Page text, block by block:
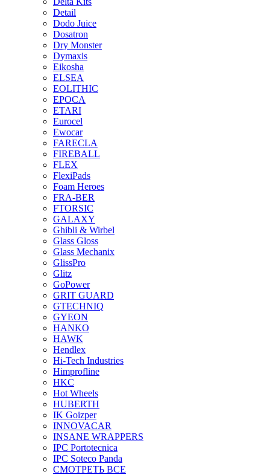
Detail
Dodo Juice
Dosatron
Dry Monster
Dymaxis
Eikosha
ELSEA
EOLITHIC
EPOCA
ETARI
Eurocel
Ewocar
FARECLA
FIREBALL
FLEX
FlexiPads
Foam Heroes
FRA-BER
FTORSIC
GALAXY
Ghibli & Wirbel
Glass Gloss
Glass Mechanix
GlissPro
Glitz
GoPower
GRIT GUARD
GTECHNIQ
GYEON
HANKO
HAWK
Hendlex
Hi-Tech Industries
Himprofline
HKC
Hot Wheels
HUBERTH
IK Goizper
INNOVACAR
INSANE WRAPPERS
IPC Portotecnica
IPC Soteco Panda
СМОТРЕТЬ ВСЕ